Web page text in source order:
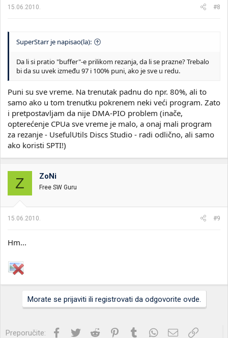
15.06.2010. #8
SuperStarr je napisao(la):
Da li si pratio "buffer"-e prilikom rezanja, da li se prazne? Trebalo
bi da su uvek između 97 i 100% puni, ako je sve u redu.
Puni su sve vreme. Na trenutak padnu do npr. 80%, ali to
samo ako u tom trenutku pokrenem neki veći program. Zato
i pretpostavljam da nije DMA-PIO problem (inače,
opterećenje CPUa sve vreme je malo, a onaj mali program
za rezanje - UsefulUtils Discs Studio - radi odlično, ali samo
ako koristi SPTI!)
Z ZoNi
Free SW Guru
15.06.2010. #9
Hm...
Morate se prijaviti ili registrovati da odgovorite ovde.
Preporučite: Facebook
Twitter Reddit PinterestTumblrWhatsApp
Imejl Link